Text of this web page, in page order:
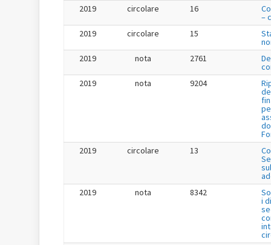
2019
circolare 16
–
2019
circolare 15
2019
nota 2761
2019
nota 9204
2019
circolare 13
2019
nota 8342
i